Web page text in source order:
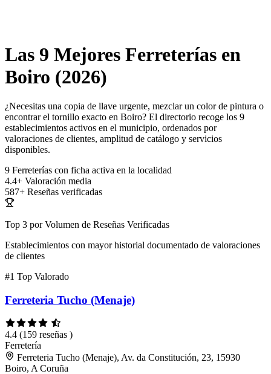
Las 9 Mejores Ferreterías en
Boiro (2026)
¿Necesitas una copia de llave urgente, mezclar un color de pintura o
encontrar el tornillo exacto en Boiro? El directorio recoge los 9
establecimientos activos en el municipio, ordenados por
valoraciones de clientes, amplitud de catálogo y servicios
disponibles.
9 Ferreterías con ficha activa en la localidad
4.4+ Valoración media
587+ Reseñas verificadas
Top 3 por Volumen de Reseñas Verificadas
Establecimientos con mayor historial documentado de valoraciones
de clientes
#1 Top Valorado
Ferreteria Tucho (Menaje)
4.4 (159 reseñas )
Ferretería
Ferreteria Tucho (Menaje), Av. da Constitución, 23, 15930
Boiro, A Coruña